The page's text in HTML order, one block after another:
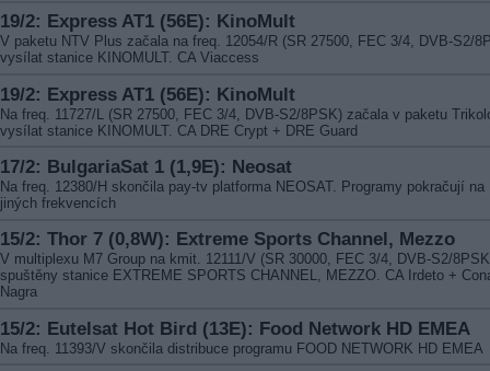
19/2: Express AT1 (56E): KinoMult
V paketu NTV Plus začala na freq. 12054/R (SR 27500, FEC 3/4, DVB-S2/
vysílat stanice KINOMULT. CA Viaccess
19/2: Express AT1 (56E): KinoMult
Na freq. 11727/L (SR 27500, FEC 3/4, DVB-S2/8PSK) začala v paketu
vysílat stanice KINOMULT. CA DRE Crypt + DRE Guard
17/2: BulgariaSat 1 (1,9E): Neosat
Na freq. 12380/H skončila pay-tv platforma NEOSAT. Programy pokračují na
jiných frekvencích
15/2: Thor 7 (0,8W): Extreme Sports Channel, Mezzo
V multiplexu M7 Group na kmit. 12111/V (SR 30000, FEC 3/4, DVB-S2/
spuštěny stanice EXTREME SPORTS CHANNEL, MEZZO. CA Irdeto +
Nagra
15/2: Eutelsat Hot Bird (13E): Food Network HD EMEA
Na freq. 11393/V skončila distribuce programu FOOD NETWORK HD EMEA